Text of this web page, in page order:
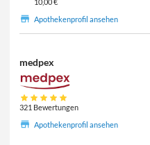
Apothekenprofil ansehen
medpex
321 Bewertungen
Apothekenprofil ansehen